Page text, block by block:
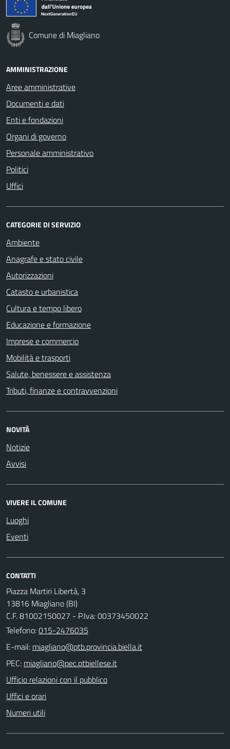
Comune di Miagliano
AMMINISTRAZIONE
Aree amministrative
Documenti e dati
Enti e fondazioni
Organi di governo
Personale amministrativo
Politici
Uffici
CATEGORIE DI SERVIZIO
Ambiente
Anagrafe e stato civile
Autorizzazioni
Catasto e urbanistica
Cultura e tempo libero
Educazione e formazione
Imprese e commercio
Mobilità e trasporti
Salute, benessere e assistenza
Tributi, finanze e contravvenzioni
NOVITÀ
Notizie
Avvisi
VIVERE IL COMUNE
Luoghi
Eventi
CONTATTI
Piazza Martiri Libertà, 3
13816 Miagliano (BI)
C.F. 81002150027 - P.Iva: 00373450022
Telefono:015-2476035
E-mail:
PEC:
Ufficio relazioni con il pubblico
Uffici e orari
Numeri utili